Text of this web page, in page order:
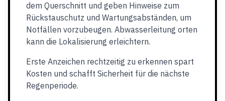
dem Querschnitt und geben Hinweise zum
Rückstauschutz und Wartungsabständen, um
Notfällen vorzubeugen. Abwasserleitung orten
kann die Lokalisierung erleichtern.
Erste Anzeichen rechtzeitig zu erkennen spart
Kosten und schafft Sicherheit für die nächste
Regenperiode.